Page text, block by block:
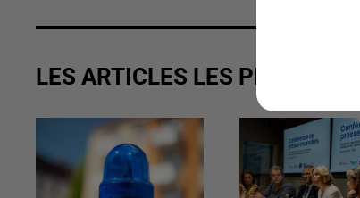
LES ARTICLES LES PLUS VUS